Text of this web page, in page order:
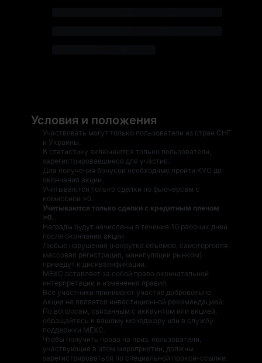
Условия и положения
Участвовать могут только пользователи из стран СНГ
и Украины.
В статистику включаются только пользователи,
зарегистрировавшиеся для участия.
Для получения бонусов необходимо пройти KYC до
окончания акции.
Учитываются только сделки по фьючерсам с
комиссией >0.
Учитываются только сделки с кредитным плечом
>0.
Награды будут начислены в течение 10 рабочих дней
после окончания акции.
Любые нарушения (накрутка объёмов, самоторговля,
массовая регистрация, манипуляции рынком)
приведут к дисквалификации.
MEXC оставляет за собой право окончательной
интерпретации и изменения правил.
Все участники принимают участие добровольно.
Акция не является инвестиционной рекомендацией.
По вопросам, связанным с аккаунтом или акцией,
обращайтесь к вашему менеджеру или в службу
поддержки MEXC.
Чтобы получить право на приз, пользователи,
участвующие в этом мероприятии, должны
зарегистрироваться по специальной прокси-ссылке.